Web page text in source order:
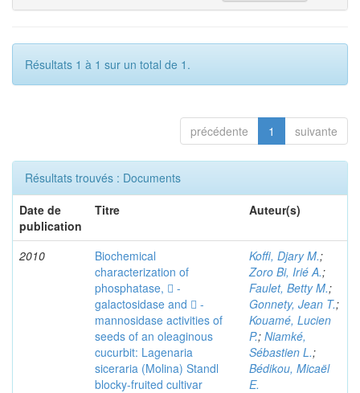
Résultats 1 à 1 sur un total de 1.
précédente 1 suivante
Résultats trouvés : Documents
Date de
publication
Titre Auteur(s)
2010
Biochemical
characterization of
phosphatase,  -
galactosidase and  -
mannosidase activities of
seeds of an oleaginous
cucurbit: Lagenaria
siceraria (Molina) Standl
blocky-fruited cultivar
Koffi, Djary M.;
Zoro Bi, Irié A.;
Faulet, Betty M.;
Gonnety, Jean T.;
Kouamé, Lucien
P.; Niamké,
Sébastien L.;
Bédikou, Micaël
E.